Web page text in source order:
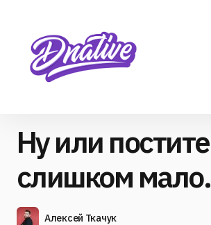
Ну или постите
слишком мало.
Алексей Ткачук